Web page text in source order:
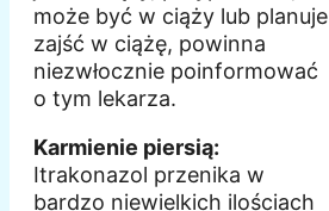
może być w ciąży lub planuje
zajść w ciążę, powinna
niezwłocznie poinformować
o tym lekarza.
Karmienie piersią:
Itrakonazol przenika w
bardzo niewielkich ilościach